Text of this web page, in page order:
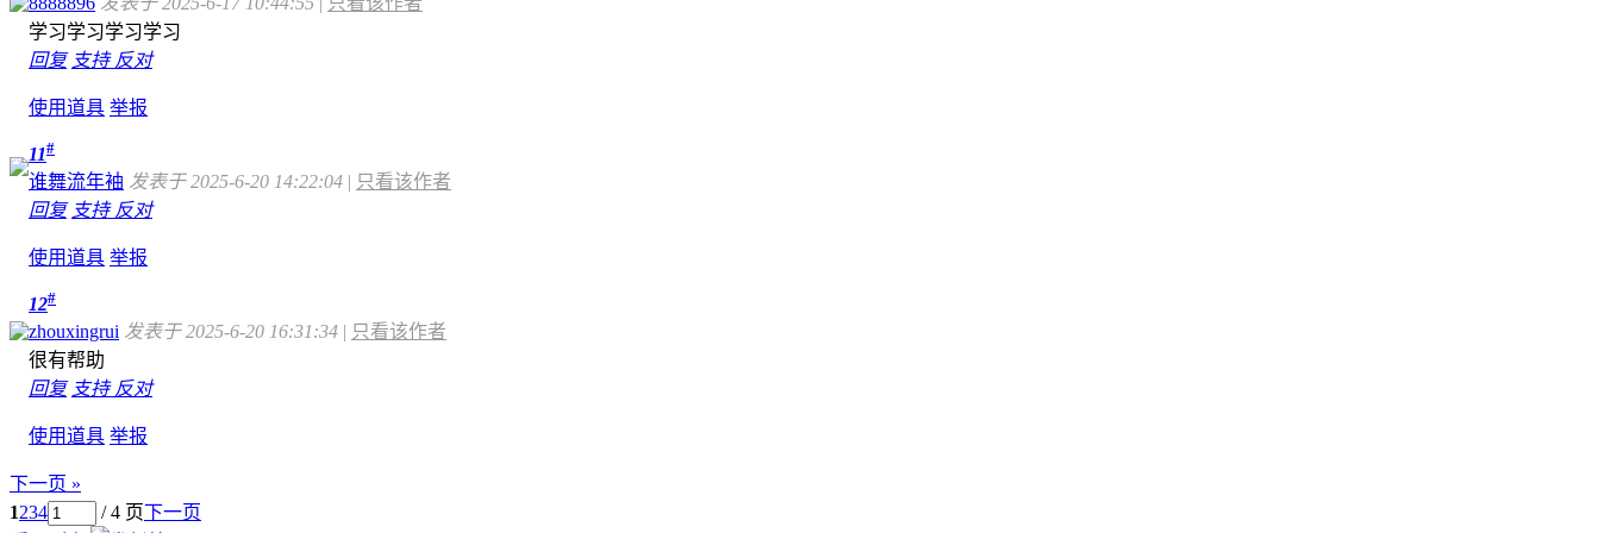
学习学习学习学习
回复 支持 反对
使用道具 举报
11#
谁舞流年袖 发表于 2025-6-20 14:22:04 | 只看该作者
回复 支持 反对
使用道具 举报
12#
zhouxingrui 发表于 2025-6-20 16:31:34 | 只看该作者
很有帮助
回复 支持 反对
使用道具 举报
下一页 »
1234 / 4 页下一页